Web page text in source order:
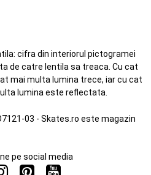
cifra din interiorul pictogramei
de catre lentila sa treaca. Cu cat
mai multa lumina trece, iar cu cat
lumina este reflectata.
03 - Skates.ro este magazin
pe social media